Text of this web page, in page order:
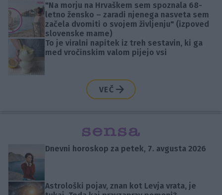
"Na morju na Hrvaškem sem spoznala 68-
letno žensko – zaradi njenega nasveta sem
začela dvomiti o svojem življenju" (izpoved
slovenske mame)
To je viralni napitek iz treh sestavin, ki ga
med vročinskim valom pijejo vsi
VEČ
Dnevni horoskop za petek, 7. avgusta 2026
Astrološki pojav, znan kot Levja vrata, je